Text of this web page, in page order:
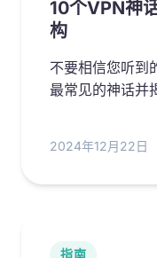
10个VPN神
构
不要相信您听到
最常见的神话并
2024年12月22日
指南